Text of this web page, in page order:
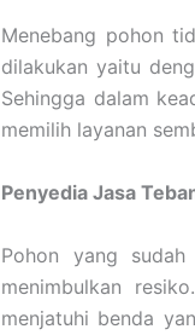
Menebang pohon
dilakukan yaitu
Sehingga dalam
memilih layanan
Penyedia Jasa
Pohon yang
menimbulkan
menjatuhi benda